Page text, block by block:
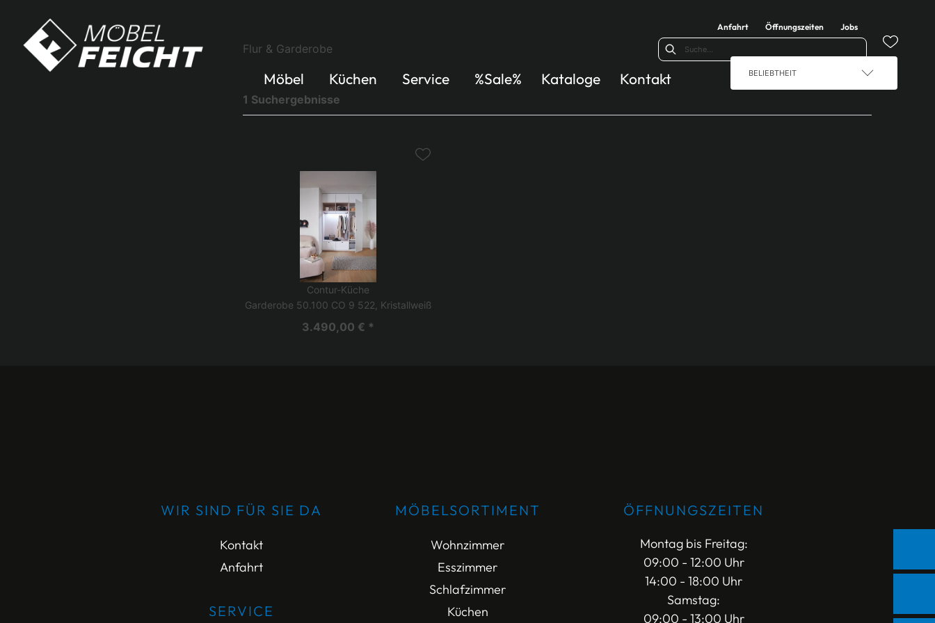
Anfahrt Öffnungszeiten Jobs
Möbel Küchen Service %Sale% Kataloge Kontakt
Flur & Garderobe
BELIEBTHEIT
1 Suchergebnisse
Contur-Küche
Garderobe 50.100 CO 9 522, Kristallweiß
3.490,00 € *
WIR SIND FÜR SIE DA
Kontakt
Anfahrt
SERVICE
MÖBELSORTIMENT
Wohnzimmer
Esszimmer
Schlafzimmer
Küchen
ÖFFNUNGSZEITEN
Montag bis Freitag:
09:00 - 12:00 Uhr
14:00 - 18:00 Uhr
Samstag:
09:00 - 13:00 Uhr